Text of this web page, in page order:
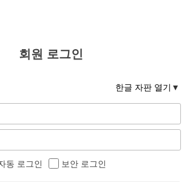
회원 로그인
한글 자판 열기
동 로그인 보안 로그인